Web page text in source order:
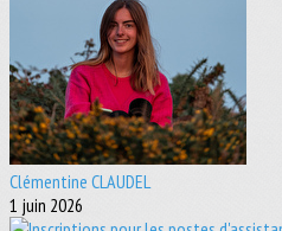
Clémentine CLAUDEL
1 juin 2026